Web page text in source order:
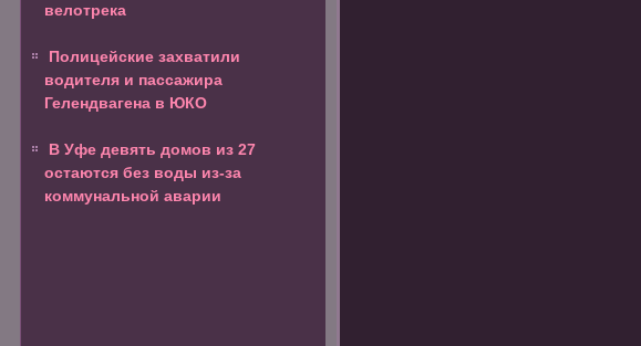
велотрека
Полицейские захватили
водителя и пассажира
Гелендвагена в ЮКО
В Уфе девять домов из 27
остаются без воды из-за
коммунальной аварии